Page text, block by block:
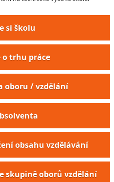
si školu
trhu práce
oboru / vzdělání
obsahu vzdělávání
skupině oborů vzdělání